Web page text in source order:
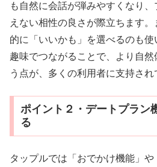
も自然に会話が弾みやすくなり
えない相性の良さが際立ちます
的に「いいかも」を選べるのも使
趣味でつながることで、より自
う点が、多くの利用者に支持され
ポイント２・デートプラン
る
タップルでは「おでかけ機能」